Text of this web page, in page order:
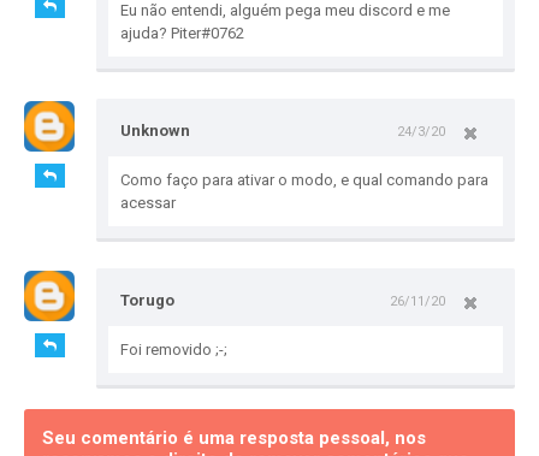
Eu não entendi, alguém pega meu discord e me
ajuda? Piter#0762
Unknown 24/3/20
Como faço para ativar o modo, e qual comando para
acessar
Torugo 26/11/20
Foi removido ;-;
Seu comentário é uma resposta pessoal, nos